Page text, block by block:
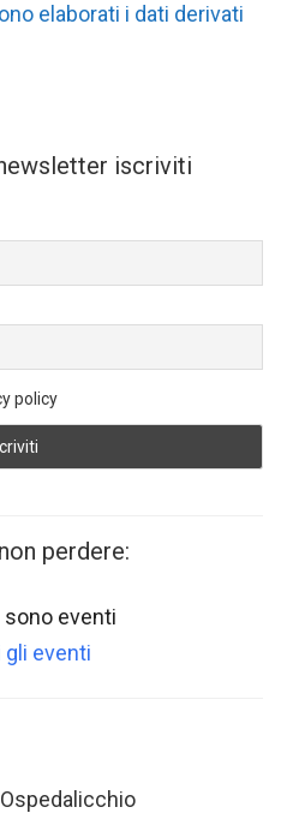
elaborati i dati derivati
iscriviti
policy
perdere:
sono eventi
eventi